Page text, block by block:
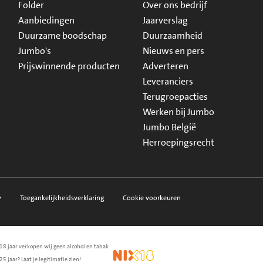
Folder
Aanbiedingen
Duurzame boodschap
Jumbo's
Prijswinnende producten
Over ons bedrijf
Jaarverslag
Duurzaamheid
Nieuws en pers
Adverteren
Leveranciers
Terugroepacties
Werken bij Jumbo
Jumbo België
Herroepingsrecht
Toegankelijkheidsverklaring Cookie voorkeuren
jaar verkopen wij geen alcohol en tabak
jaar? Laat je legitimatie zien!
NIX18